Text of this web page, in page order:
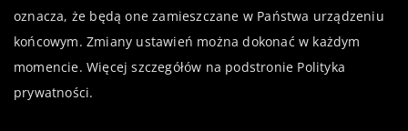
oznacza, że będą one zamieszczane w Państwa urządzeniu
końcowym. Zmiany ustawień można dokonać w każdym
momencie. Więcej szczegółów na podstronie Polityka
prywatności.